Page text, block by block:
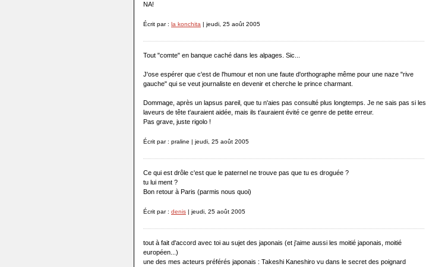
NA!
Écrit par : la konchita | jeudi, 25 août 2005
Tout "comte" en banque caché dans les alpages. Sic...
J'ose espérer que c'est de l'humour et non une faute d'orthographe même pour une naze "rive
gauche" qui se veut journaliste en devenir et cherche le prince charmant.
Dommage, après un lapsus pareil, que tu n'aies pas consulté plus longtemps. Je ne sais pas si les
laveurs de tête t'auraient aidée, mais ils t'auraient évité ce genre de petite erreur.
Pas grave, juste rigolo !
Écrit par : praline | jeudi, 25 août 2005
Ce qui est drôle c'est que le paternel ne trouve pas que tu es droguée ?
tu lui ment ?
Bon retour à Paris (parmis nous quoi)
Écrit par : denis | jeudi, 25 août 2005
tout à fait d'accord avec toi au sujet des japonais (et j'aime aussi les moitié japonais, moitié
européen...)
une des mes acteurs préférés japonais : Takeshi Kaneshiro vu dans le secret des poignard